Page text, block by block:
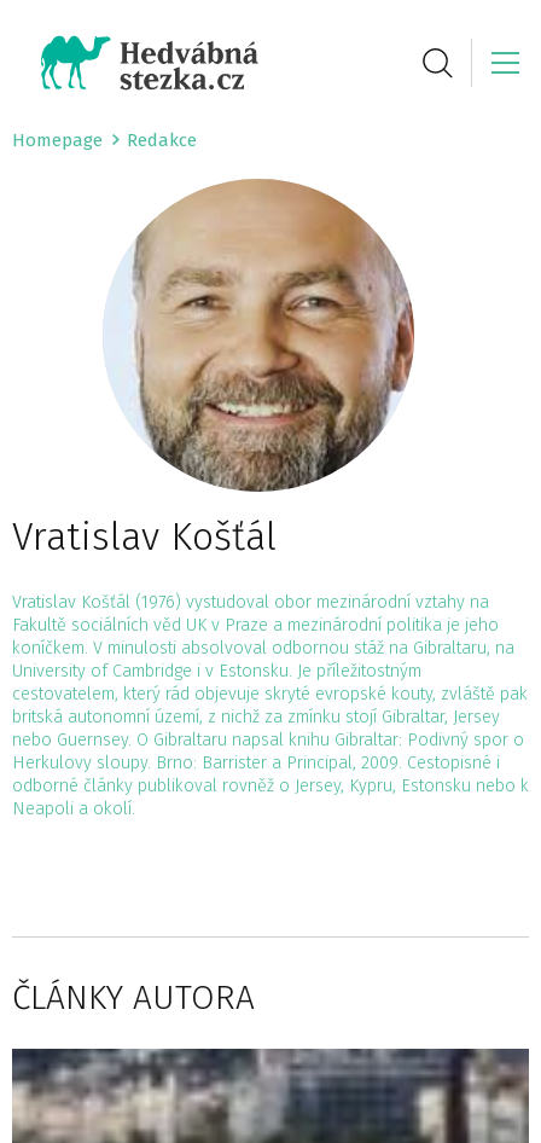
Homepage Redakce
Vratislav Košťál
Vratislav Košťál (1976) vystudoval obor mezinárodní vztahy na
Fakultě sociálních věd UK v Praze a mezinárodní politika je jeho
koníčkem. V minulosti absolvoval odbornou stáž na Gibraltaru, na
University of Cambridge i v Estonsku. Je příležitostným
cestovatelem, který rád objevuje skryté evropské kouty, zvláště pak
britská autonomní území, z nichž za zmínku stojí Gibraltar, Jersey
nebo Guernsey. O Gibraltaru napsal knihu Gibraltar: Podivný spor o
Herkulovy sloupy. Brno: Barrister a Principal, 2009. Cestopisné i
odborné články publikoval rovněž o Jersey, Kypru, Estonsku nebo k
Neapoli a okolí.
ČLÁNKY AUTORA